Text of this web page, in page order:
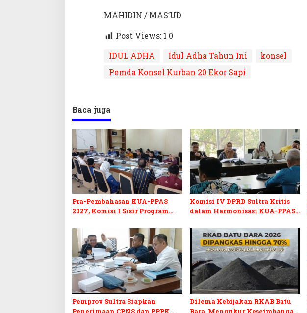
MAHIDIN / MAS’UD
Post Views: 1 0
IDUL ADHA
Idul Adha Tahun Ini
konsel
Pemda Konsel Kurban 20 Ekor Sapi
Baca juga
Pra-Pembahasan KUA-PPAS
2027, Komisi I Sisir Program
Komisi IV DPRD Sultra Kritis
dalam Harmonisasi KUA-PPAS
Pemprov Sultra Siapkan
Penerimaan CPNS dan PPPK
Dilema Kebijakan RKAB Batu
Bara, Mengukur Keseimbangan